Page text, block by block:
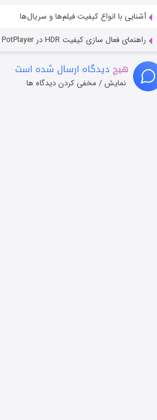
آشنایی با انواع کیفیت فیلم‌ها و سریال‌ها
راهنمای فعال سازی کیفیت HDR در PotPlayer
هیچ دیدگاه ارسال شده است
نمایش / مخفی کردن دیدگاه ها